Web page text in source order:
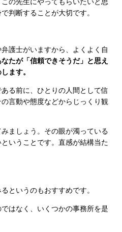
判断することが大切です。
護士がいますから、よくよく自
なたが「信頼できそうだ」と思え
ます。
る前に、ひとりの人間として信
言動や態度などからじっくり観
ましょう。 その眼が濁っている
いうことです。 直感が結構当た
というのもおすすめです。
はなく、いくつかの事務所を是